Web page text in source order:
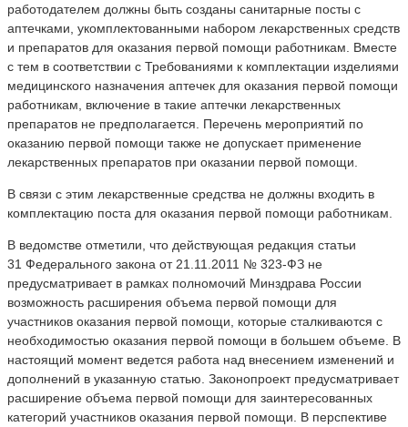
работодателем должны быть созданы санитарные посты с
аптечками, укомплектованными набором лекарственных средств
и препаратов для оказания первой помощи работникам. Вместе
с тем в соответствии с Требованиями к комплектации изделиями
медицинского назначения аптечек для оказания первой помощи
работникам, включение в такие аптечки лекарственных
препаратов не предполагается. Перечень мероприятий по
оказанию первой помощи также не допускает применение
лекарственных препаратов при оказании первой помощи.
В связи с этим лекарственные средства не должны входить в
комплектацию поста для оказания первой помощи работникам.
В ведомстве отметили, что действующая редакция статьи
31 Федерального закона от 21.11.2011 № 323-ФЗ не
предусматривает в рамках полномочий Минздрава России
возможность расширения объема первой помощи для
участников оказания первой помощи, которые сталкиваются с
необходимостью оказания первой помощи в большем объеме. В
настоящий момент ведется работа над внесением изменений и
дополнений в указанную статью. Законопроект предусматривает
расширение объема первой помощи для заинтересованных
категорий участников оказания первой помощи. В перспективе